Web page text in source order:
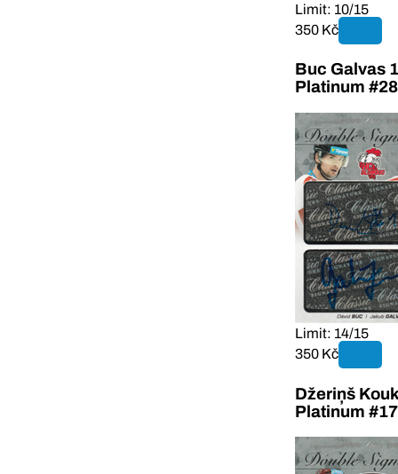
Limit: 10/15
350 Kč
Buc Galvas
Platinum #28
Limit: 14/15
350 Kč
Džeriņš
Platinum #17